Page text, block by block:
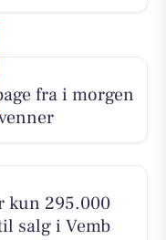
fra i morgen
kun 295.000
salg i Vemb